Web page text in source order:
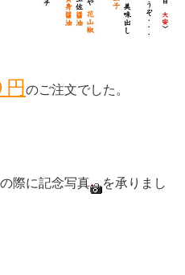
のご注文でした。
際に記念写真
を承りまし